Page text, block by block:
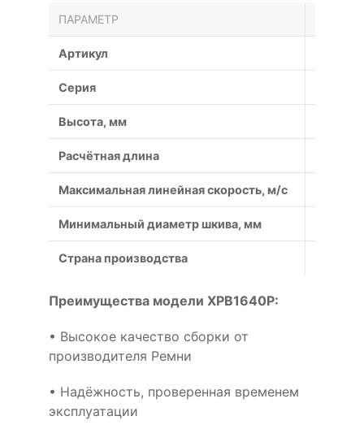
ПАРАМЕТР
Артикул
Серия
Высота, мм
Расчётная длина
Максимальная линейная скорость, м/с
Минимальный диаметр шкива, мм
Страна производства
Преимущества модели XPB1640P:
• Высокое качество сборки от
производителя Ремни
• Надёжность, проверенная временем
эксплуатации